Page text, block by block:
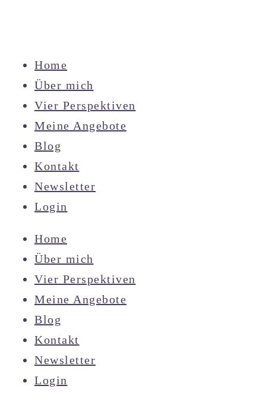
Home
Über mich
Vier Perspektiven
Meine Angebote
Blog
Kontakt
Newsletter
Login
Home
Über mich
Vier Perspektiven
Meine Angebote
Blog
Kontakt
Newsletter
Login